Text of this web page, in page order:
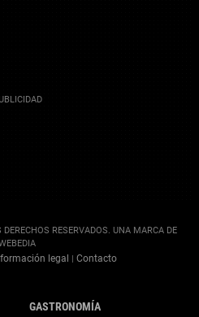
RESERVADOS. UNA MARCA DE
legal | Contacto
GASTRONOMÍA